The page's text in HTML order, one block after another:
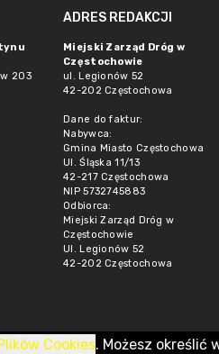
203
ADRES REDAKCJI
Miejski Zarząd Dróg w
Częstochowie
ul. Legionów 52
42-202 Częstochowa
Dane do faktur:
Nabywca:
Gmina Miasto Częstochowa
Ul. Śląska 11/13
42-217 Częstochowa
NIP 5732745883
Odbiorca:
Miejski Zarząd Dróg w
Częstochowie
Ul. Legionów 52
42-202 Częstochowa
Cookies. Możesz określić